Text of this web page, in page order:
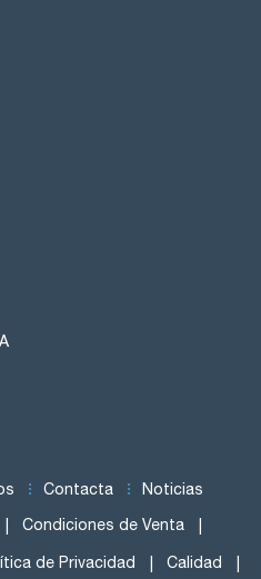
Contacta Noticias
Condiciones de Venta
de Privacidad Calidad